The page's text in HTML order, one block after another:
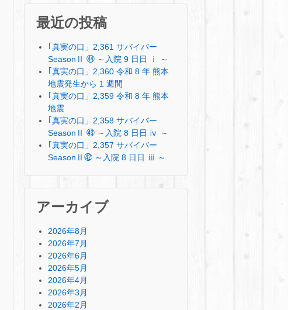
最近の投稿
｢真実の口」2,361 サバイバー
SeasonⅡ ㊹ ～入院 9 日日 ⅰ ～
｢真実の口」2,360 令和 8 年 熊本
地震発生から 1 週間
｢真実の口」2,359 令和 8 年 熊本
地震
｢真実の口」2,358 サバイバー
SeasonⅡ ㊸ ～入院 8 日日 ⅳ ～
｢真実の口」2,357 サバイバー
SeasonⅡ㊷ ～入院 8 日日 ⅲ ～
アーカイブ
2026年8月
2026年7月
2026年6月
2026年5月
2026年4月
2026年3月
2026年2月